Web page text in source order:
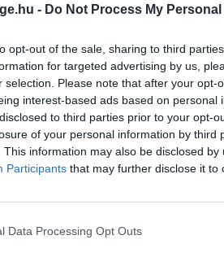
- Do Not Process My
opt-out of the sale, sharing to third
for targeted advertising by us,
selection. Please note that after your opt-
interest-based ads based on personal
to third parties prior to your opt-
of your personal information by third
This information may also be disclosed
Participants that may further disclose it to
Data Processing Opt Outs